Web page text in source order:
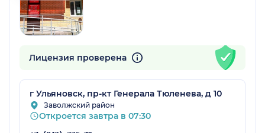
Лицензия проверена
г Ульяновск, пр-кт Генерала Тюленева, д 10
Заволжский район
Откроется завтра в 07:30